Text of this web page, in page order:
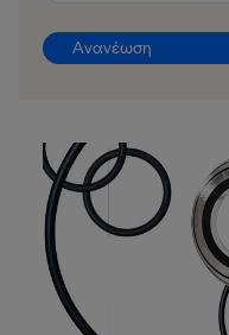
Ανανέωση